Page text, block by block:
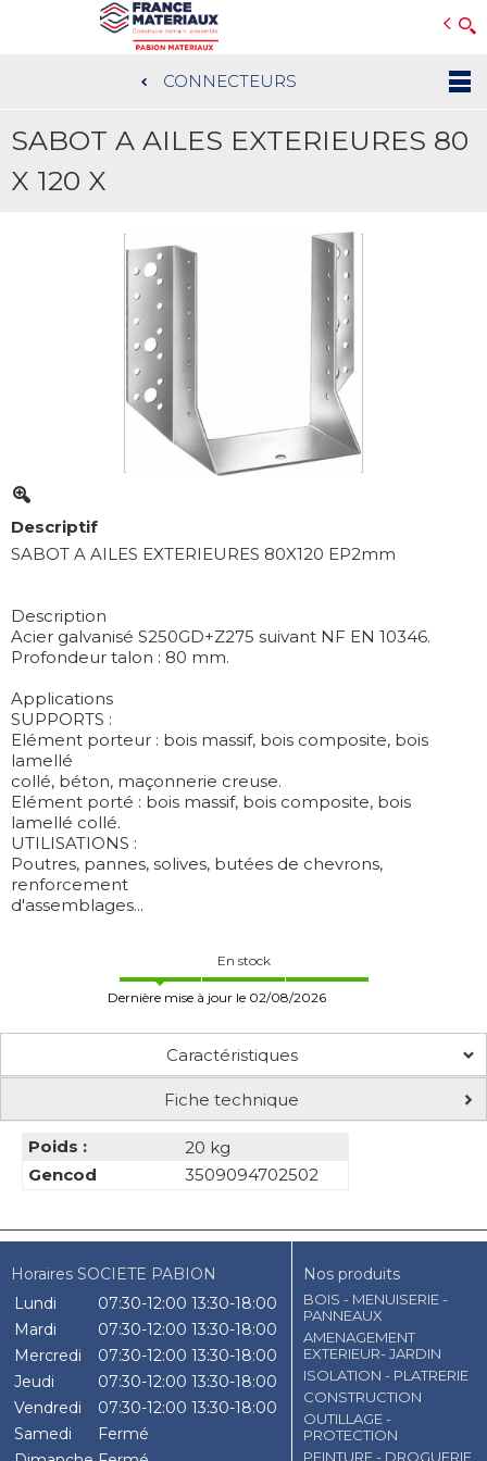
au
contenu
CONNECTEURS
SABOT A AILES EXTERIEURES 80
X 120 X
Descriptif
SABOT A AILES EXTERIEURES 80X120 EP2mm
Description
Acier galvanisé S250GD+Z275 suivant NF EN 10346.
Profondeur talon : 80 mm.
Applications
SUPPORTS :
Elément porteur : bois massif, bois composite, bois
lamellé
collé, béton, maçonnerie creuse.
Elément porté : bois massif, bois composite, bois
lamellé collé.
UTILISATIONS :
Poutres, pannes, solives, butées de chevrons,
renforcement
d'assemblages...
En stock
Dernière mise à jour le 02/08/2026
Caractéristiques
Fiche technique
Poids :
20 kg
Gencod
3509094702502
Horaires SOCIETE PABION
Lundi
07:30-12:00 13:30-18:00
Mardi
07:30-12:00 13:30-18:00
Mercredi
07:30-12:00 13:30-18:00
Jeudi
07:30-12:00 13:30-18:00
Vendredi
07:30-12:00 13:30-18:00
Samedi
Fermé
Nos produits
BOIS - MENUISERIE -
PANNEAUX
AMENAGEMENT
EXTERIEUR- JARDIN
ISOLATION - PLATRERIE
CONSTRUCTION
OUTILLAGE -
PROTECTION
PEINTURE - DROGUERIE